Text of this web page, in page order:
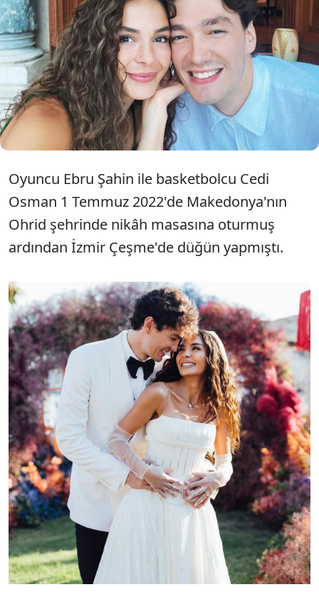
NBA'de forma giyen Cedi Osman,
Yunanistan'ın Panathinaikos takımına
transfer olunca oyuncu eşi Ebru Şahin
ile Atina'ya taşındı.
Oyuncu Ebru Şahin ile basketbolcu Cedi
Osman 1 Temmuz 2022'de Makedonya'nın
Ohrid şehrinde nikâh masasına oturmuş
ardından İzmir Çeşme'de düğün yapmıştı.